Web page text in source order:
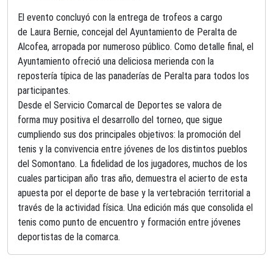
El evento concluyó con la entrega de trofeos a cargo
de Laura Bernie, concejal del Ayuntamiento de Peralta de
Alcofea, arropada por numeroso público. Como detalle final, el
Ayuntamiento ofreció una deliciosa merienda con la
repostería típica de las panaderías de Peralta para todos los
participantes.
Desde el Servicio Comarcal de Deportes se valora de
forma muy positiva el desarrollo del torneo, que sigue
cumpliendo sus dos principales objetivos: la promoción del
tenis y la convivencia entre jóvenes de los distintos pueblos
del Somontano. La fidelidad de los jugadores, muchos de los
cuales participan año tras año, demuestra el acierto de esta
apuesta por el deporte de base y la vertebración territorial a
través de la actividad física. Una edición más que consolida el
tenis como punto de encuentro y formación entre jóvenes
deportistas de la comarca.